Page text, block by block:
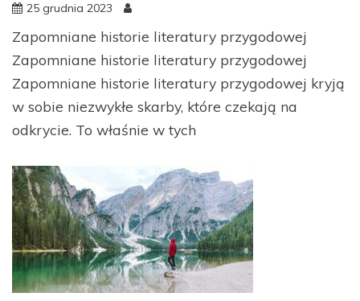
25 grudnia 2023
Zapomniane historie literatury przygodowej
Zapomniane historie literatury przygodowej
Zapomniane historie literatury przygodowej kryją
w sobie niezwykłe skarby, które czekają na
odkrycie. To właśnie w tych